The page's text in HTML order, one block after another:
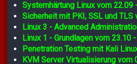
Systemhärtung Linux vom 22.09
Sicherheit mit PKI, SSL und TLS
Linux 3 - Advanced
Linux 1 - Grundlagen vom 23.10
Penetration Testing mit Kali
KVM Server Virtualisierung vom